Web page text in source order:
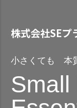
株式会社SEプ
小さくても 本
Small